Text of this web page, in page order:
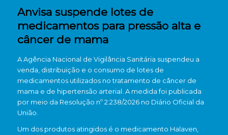
Anvisa suspende lotes de
medicamentos para pressão alta e
câncer de mama
AAgência Nacional de Vigilância Sanitária suspendeu a
venda, distribuição e o consumo de lotes de
medicamentos utilizados no tratamento de câncer de
mama e de hipertensão arterial. A medida foi publicada
por meio da Resolução nº 2.238/2026 no Diário Oficial da
União.
Um dos produtos atingidos é o medicamento Halaven